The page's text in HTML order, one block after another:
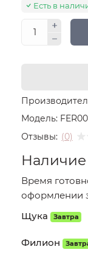
Модель:
Отзывы: (0)
Есть в
Наличие
Время
оформлении
Щука
Завтра
Филион